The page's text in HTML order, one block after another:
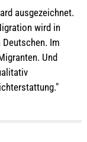
ausgezeichnet.
wird in
Im
Und